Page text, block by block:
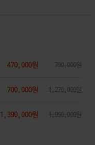
470,000원 790,000원
700,000원 1,270,000원
1,390,000원 1,950,000원